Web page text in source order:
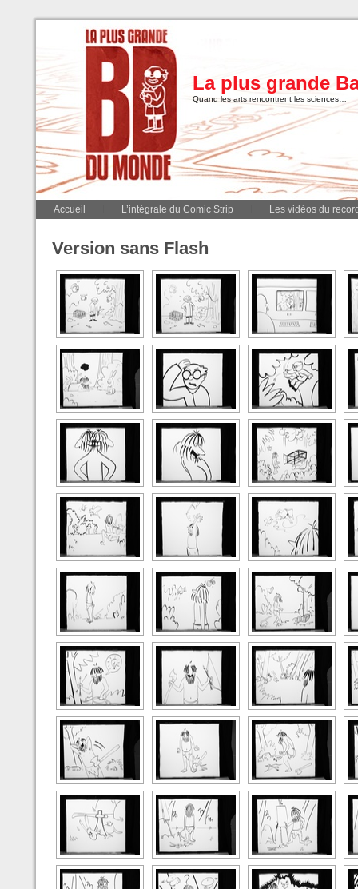
La plus grande
Quand les arts rencontrent les sciences…
Accueil L’intégrale du Comic Strip Les vidéos du
Version sans Flash